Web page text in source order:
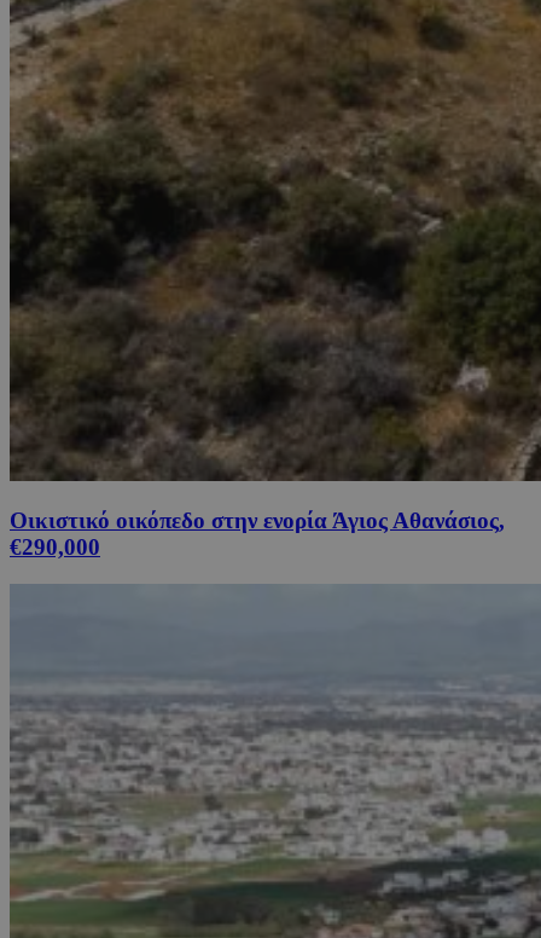
Οικιστικό οικόπεδο στην ενορία Άγιος Αθανάσιος,
€290,000